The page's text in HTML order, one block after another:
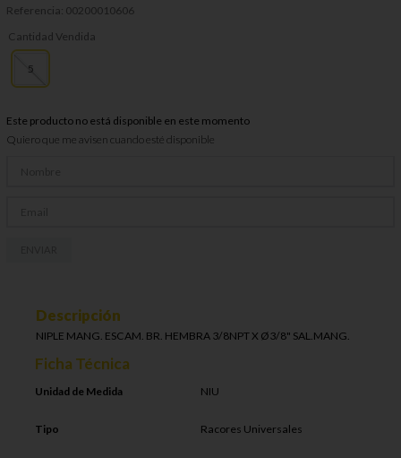
Referencia: 00200010606
Cantidad Vendida
5
Este producto no está disponible en este momento
Quiero que me avisen cuando esté disponible
Descripción
NIPLE MANG. ESCAM. BR. HEMBRA 3/8NPT X Ø3/8" SAL.MANG.
Ficha Técnica
Unidad de Medida NIU
Tipo Racores Universales